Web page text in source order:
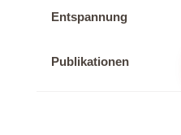
Entspannung
Publikationen